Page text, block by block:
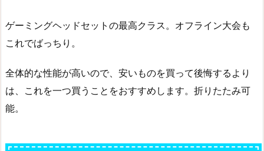
ゲーミングヘッドセットの最高クラス。オフライン大会も
これでばっちり。
全体的な性能が高いので、安いものを買って後悔するより
は、これを一つ買うことをおすすめします。折りたたみ可
能。